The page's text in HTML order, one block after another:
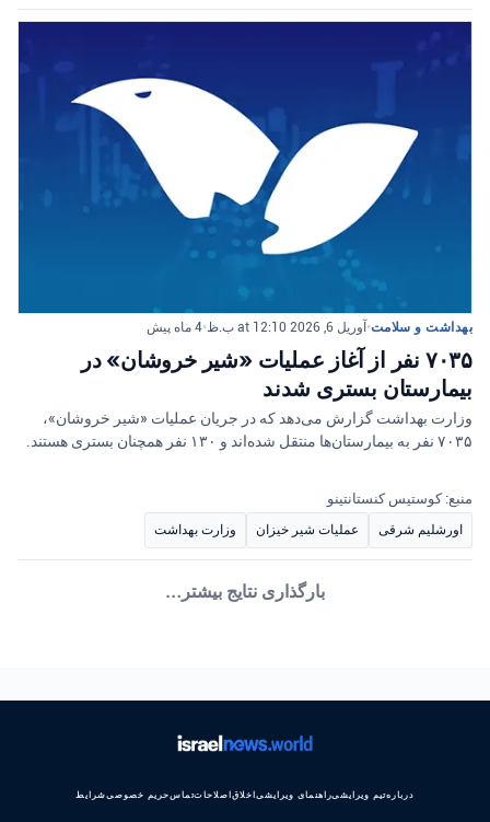
بهداشت و سلامت• آوریل 6, 2026 at 12:10 ب.ظ •4 ماه پیش
۷۰۳۵ نفر از آغاز عملیات «شیر خروشان» در
بیمارستان بستری شدند
وزارت بهداشت گزارش می‌دهد که در جریان عملیات «شیر خروشان»،
۷۰۳۵ نفر به بیمارستان‌ها منتقل شده‌اند و ۱۳۰ نفر همچنان بستری هستند.
منبع: کوستیس کنستانتینو
اورشلیم شرقی عملیات شیر خیزان وزارت بهداشت
بارگذاری نتایج بیشتر…
دربارهتیم ویرایشیراهنمای ویرایشیاخلاقاصلاحاتتماسحریم خصوصیشرایط